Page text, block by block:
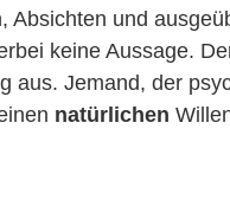
Absichten und
keine Aussage.
aus. Jemand, der
natürlichen